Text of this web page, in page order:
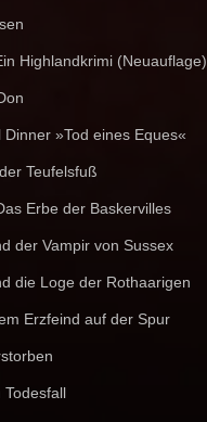
Highlandkrimi (Neuauflage)
»Tod eines Eques«
Teufelsfuß
Erbe der Baskervilles
der Vampir von Sussex
die Loge der Rothaarigen
Erzfeind auf der Spur